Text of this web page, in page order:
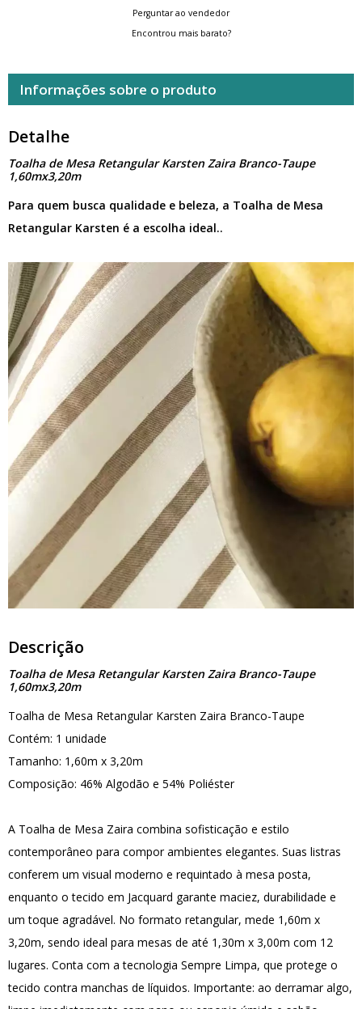
Perguntar ao vendedor
Encontrou mais barato?
Informações sobre o produto
Detalhe
Toalha de Mesa Retangular Karsten Zaira Branco-Taupe
1,60mx3,20m
Para quem busca qualidade e beleza, a Toalha de Mesa
Retangular Karsten é a escolha ideal..
Descrição
Toalha de Mesa Retangular Karsten Zaira Branco-Taupe
1,60mx3,20m
Toalha de Mesa Retangular Karsten Zaira Branco-Taupe
Contém: 1 unidade
Tamanho: 1,60m x 3,20m
Composição: 46% Algodão e 54% Poliéster
A Toalha de Mesa Zaira combina sofisticação e estilo
contemporâneo para compor ambientes elegantes. Suas listras
conferem um visual moderno e requintado à mesa posta,
enquanto o tecido em Jacquard garante maciez, durabilidade e
um toque agradável. No formato retangular, mede 1,60m x
3,20m, sendo ideal para mesas de até 1,30m x 3,00m com 12
lugares. Conta com a tecnologia Sempre Limpa, que protege o
tecido contra manchas de líquidos. Importante: ao derramar algo,